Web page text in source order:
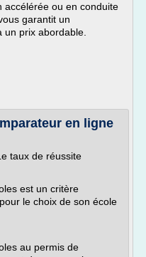
accélérée ou en conduite
garantit un
prix abordable.
en ligne
taux de réussite
est un critère
le choix de son école
au permis de